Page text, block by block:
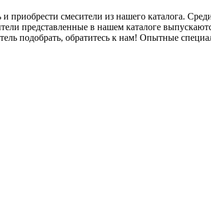
смесители из нашего каталога.
представленные в нашем каталоге
подобрать, обратитесь к нам! Опытные